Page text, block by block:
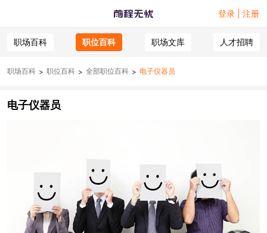
登录 | 注册
职场百科 职位百科 职场文库 人才招聘
职场百科 > 职位百科 > 全部职位百科 > 电子仪器员
电子仪器员